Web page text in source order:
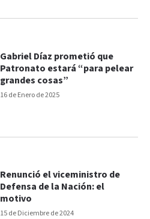
16 de Enero de 2025
Gabriel Díaz prometió que
Patronato estará “para pelear
grandes cosas”
15 de Diciembre de 2024
Renunció el viceministro de
Defensa de la Nación: el
motivo